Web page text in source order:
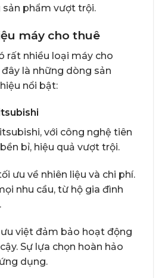
phẩm vượt trội.
máy cho thuê
rất nhiều loại máy cho
là những dòng sản
nổi bật:
với công nghệ tiên
bỉ, hiệu quả vượt trội.
ưu về nhiên liệu và chi phí.
nhu cầu, từ hộ gia đình
việt đảm bảo hoạt động
Sự lựa chọn hoàn hảo
dụng.